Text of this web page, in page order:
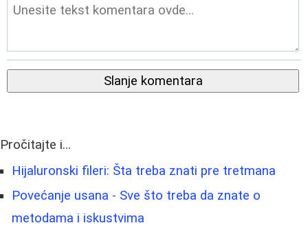
Slanje komentara
Pročitajte i...
Hijaluronski fileri: Šta treba znati pre tretmana
Povećanje usana - Sve što treba da znate o
metodama i iskustvima